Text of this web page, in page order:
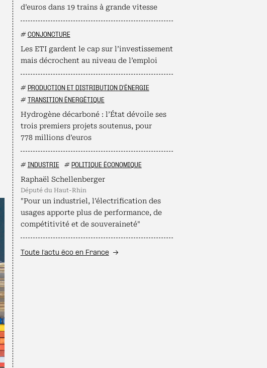
d’euros dans 19 trains à grande vitesse
# CONJONCTURE
Les ETI gardent le cap sur l’investissement
mais décrochent au niveau de l’emploi
# PRODUCTION ET DISTRIBUTION D'ÉNERGIE
# TRANSITION ÉNERGÉTIQUE
Hydrogène décarboné : l’État dévoile ses
trois premiers projets soutenus, pour
778 millions d’euros
# INDUSTRIE # POLITIQUE ÉCONOMIQUE
Raphaël Schellenberger
député du Haut-Rhin
"Pour un industriel, l’électrification des
usages apporte plus de performance, de
compétitivité et de souveraineté"
Toute l’actu éco en France